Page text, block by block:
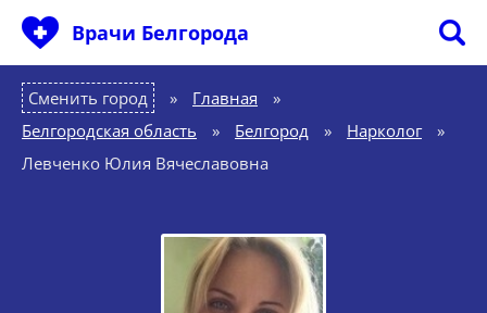
Врачи Белгорода
Сменить город Главная
»
Белгородская область
» Белгород » Нарколог
»
Левченко Юлия Вячеславовна